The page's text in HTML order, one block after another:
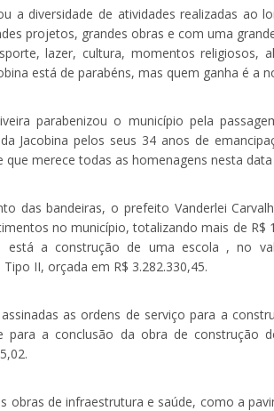
a diversidade de atividades realizadas ao
projetos, grandes obras e com uma
lazer, cultura, momentos religiosos,
está de parabéns, mas quem ganha é a
parabenizou o município pela
Jacobina pelos seus 34 anos de
que merece todas as homenagens nesta
das bandeiras, o prefeito Vanderlei
no município, totalizando mais de R$
está a construção de uma escola , no
II, orçada em R$ 3.282.330,45.
as ordens de serviço para a
para a conclusão da obra de construção
obras de infraestrutura e saúde, como a